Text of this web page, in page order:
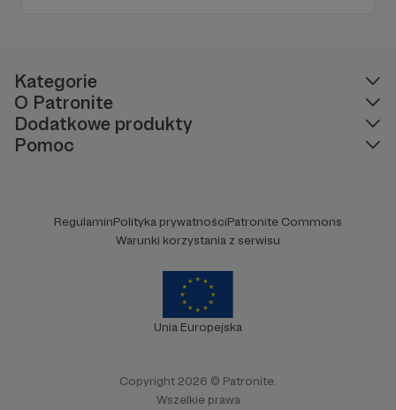
Kategorie
O Patronite
Dodatkowe produkty
Pomoc
RegulaminPolityka prywatnościPatronite Commons
Warunki korzystania z serwisu
Unia Europejska
Copyright 2026 © Patronite.
Wszelkie prawa